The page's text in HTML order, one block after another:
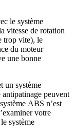
le système
vitesse de rotation
trop vite), le
du moteur
une bonne
un système
peuvent
ABS n’est
votre
système